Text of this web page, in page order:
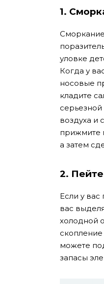
1.
уловке
Когда у
носовые
кладите
воздуха и
прижмите
а затем
2.
Если у
вас
холодной
скопление
можете
запасы